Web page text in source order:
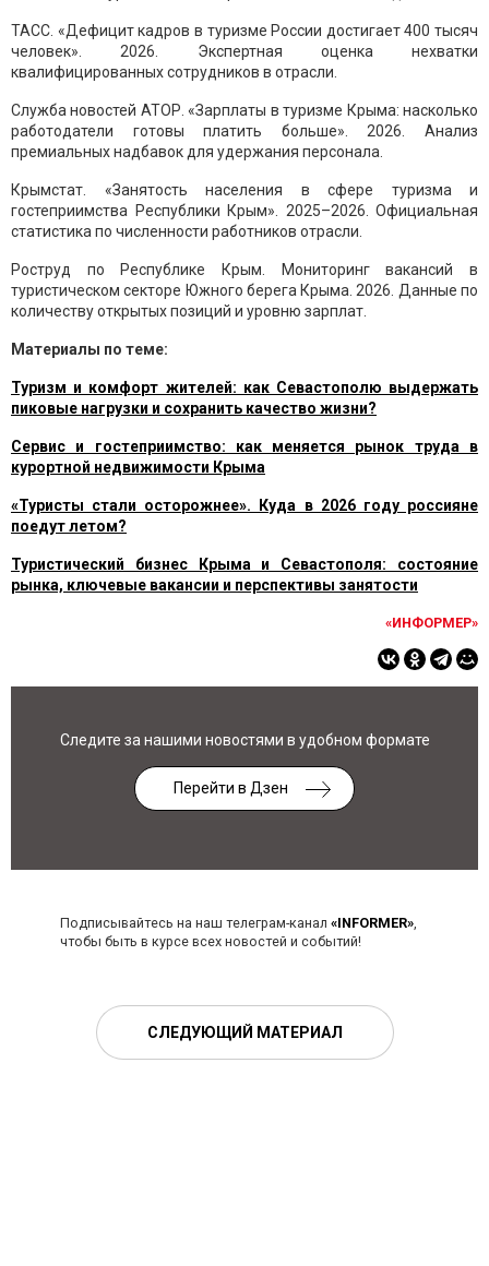
ТАСС. «Дефицит кадров в туризме России достигает 400 тысяч
человек». 2026. Экспертная оценка нехватки
квалифицированных сотрудников в отрасли.
Служба новостей АТОР. «Зарплаты в туризме Крыма: насколько
работодатели готовы платить больше». 2026. Анализ
премиальных надбавок для удержания персонала.
Крымстат. «Занятость населения в сфере туризма и
гостеприимства Республики Крым». 2025–2026. Официальная
статистика по численности работников отрасли.
Роструд по Республике Крым. Мониторинг вакансий в
туристическом секторе Южного берега Крыма. 2026. Данные по
количеству открытых позиций и уровню зарплат.
Материалы по теме:
Туризм и комфорт жителей: как Севастополю выдержать
пиковые нагрузки и сохранить качество жизни?
Сервис и гостеприимство: как меняется рынок труда в
курортной недвижимости Крыма
«Туристы стали осторожнее». Куда в 2026 году россияне
поедут летом?
Туристический бизнес Крыма и Севастополя: состояние
рынка, ключевые вакансии и перспективы занятости
«ИНФОРМЕР»
Следите за нашими новостями в удобном формате
Перейти в Дзен
Подписывайтесь на наш телеграм-канал «INFORMER»
чтобы быть в курсе всех новостей и событий!
СЛЕДУЮЩИЙ МАТЕРИАЛ